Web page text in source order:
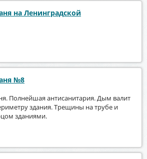
на Ленинградской
№8
Полнейшая антисанитария. Дым валит
здания. Трещины на трубе и
зданиями.